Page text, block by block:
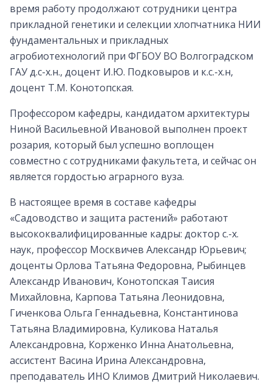
время работу продолжают сотрудники центра
прикладной генетики и селекции хлопчатника НИИ
фундаментальных и прикладных
агробиотехнологий при ФГБОУ ВО Волгоградском
ГАУ д.с-х.н., доцент И.Ю. Подковыров и к.с.-х.н,
доцент Т.М. Конотопская.
Профессором кафедры, кандидатом архитектуры
Ниной Васильевной Ивановой выполнен проект
розария, который был успешно воплощен
совместно с сотрудниками факультета, и сейчас он
является гордостью аграрного вуза.
В настоящее время в составе кафедры
«Садоводство и защита растений» работают
высококвалифицированные кадры: доктор с.-х.
наук, профессор Москвичев Александр Юрьевич;
доценты Орлова Татьяна Федоровна, Рыбинцев
Александр Иванович, Конотопская Таисия
Михайловна, Карпова Татьяна Леонидовна,
Гиченкова Ольга Геннадьевна, Константинова
Татьяна Владимировна, Куликова Наталья
Александровна, Корженко Инна Анатольевна,
ассистент Васина Ирина Александровна,
преподаватель ИНО Климов Дмитрий Николаевич.